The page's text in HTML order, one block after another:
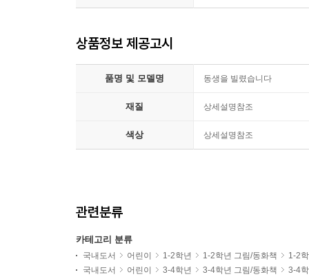
상품정보 제공고시
품명 및 모델명 동생을 빌렸습니다
재질 상세설명참조
색상 상세설명참조
관련분류
카테고리 분류
국내도서 어린이 1-2학년 1-2학년 그림/동화책
1-2
국내도서
어린이 3-4학년 3-4학년 그림/동화책
3-4